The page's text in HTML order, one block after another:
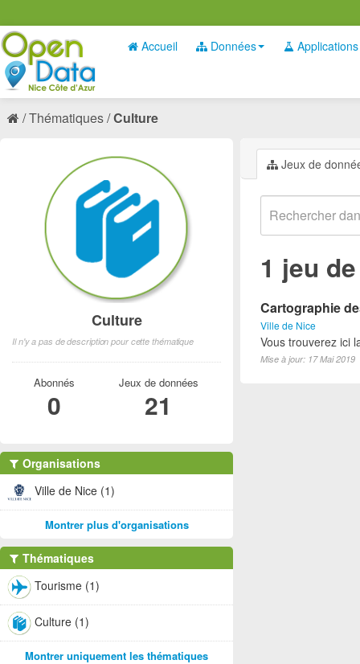
Accueil Données Applications
Thématiques Culture
Jeux de
1 jeu
Cartographie
Ville de Nice
Vous trouverez ici
Mise à jour: 17 Mai 2019
Culture
Il n'y a pas de description pour cette thématique
Abonnés
0
Jeux de données
21
Organisations
Ville de Nice (1)
Montrer plus d'organisations
Thématiques
Tourisme (1)
Culture (1)
Montrer uniquement les thématiques